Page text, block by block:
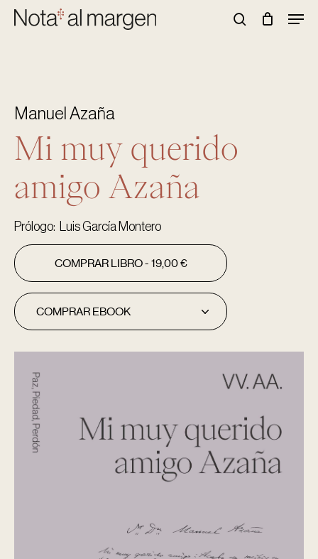
Skip
Menu
Manuel Azaña
Mi muy querido
amigo Azaña
Prólogo: Luis García Montero
COMPRAR LIBRO - 19,00€
COMPRAR EBOOK